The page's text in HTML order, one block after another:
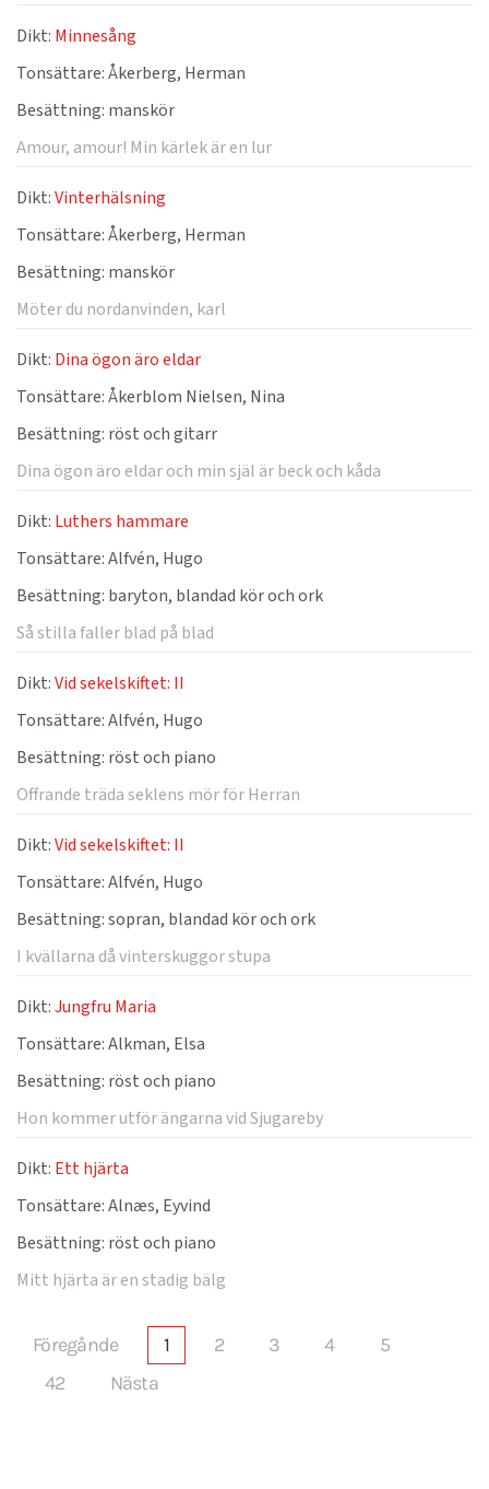
Dikt: Minnesång
Tonsättare:Åkerberg, Herman
Besättning: manskör
Amour, amour! Min kärlek är en lur
Dikt:Vinterhälsning
Tonsättare:Åkerberg, Herman
Besättning: manskör
Möter du nordanvinden, karl
Dikt: Dina ögon äro eldar
Tonsättare:Åkerblom Nielsen, Nina
Besättning: röst och gitarr
Dina ögon äro eldar och min själ är beck och kåda
Dikt: Luthers hammare
Tonsättare:Alfvén, Hugo
Besättning: baryton, blandad kör och ork
Så stilla faller blad på blad
Dikt:Vid sekelskiftet: II
Tonsättare:Alfvén, Hugo
Besättning: röst och piano
Offrande träda seklens mör för Herran
Dikt:Vid sekelskiftet: II
Tonsättare:Alfvén, Hugo
Besättning:sopran, blandad kör och ork
I kvällarna då vinterskuggor stupa
Dikt:Jungfru Maria
Tonsättare:Alkman, Elsa
Besättning: röst och piano
Hon kommer utför ängarna vid Sjugareby
Dikt: Ett hjärta
Tonsättare:Alnæs, Eyvind
Besättning: röst och piano
Mitt hjärta är en stadig bälg
Föregånde 1 2 3 4
5
42
Nästa